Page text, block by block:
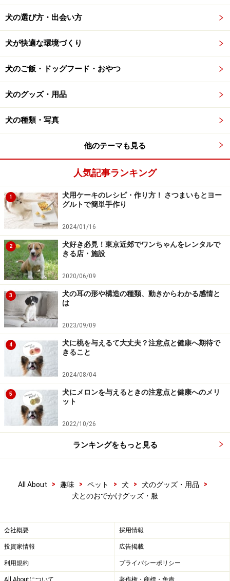
くつか種類がありますから、好みのものを選び、愛犬に
付けておくことをお勧めします。迷子札の代わりに、首
タイプもありますので、そうしたものを利用するのもい
いでしょう。
※ペットは、種類や体格（体重、サイズ、成長）などにより個体
1/3
犬の選び方・出会い方
犬が快適な環境づくり
犬のご飯・ドッグフード・おやつ
犬のグッズ・用品
犬の種類・写真
他のテーマも見る
人気記事ランキング
1
犬用ケーキのレシピ・作り方！ さつまいもとヨー
グルトで簡単手作り
2024/01/16
2
犬好き必見！東京近郊でワンちゃんをレンタルで
きる店・施設
2020/06/09
3
犬の耳の形や構造の種類、動きからわかる感情と
は
2023/09/09
4
犬に桃を与えるて大丈夫？注意点と健康へ期待で
きること
2024/08/04
5
犬にメロンを与えるときの注意点と健康へのメリ
ット
2022/10/26
ランキングをもっと見る
All About > 趣味 > ペット > 犬 > 犬のグッズ・用品
>
犬とのおでかけグッズ・服
会社概要 採用情報
投資家情報 広告掲載
利用規約 プライバシーポリシー